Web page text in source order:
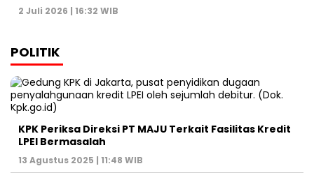
2 Juli 2026 | 16:32 WIB
POLITIK
KPK Periksa Direksi PT MAJU Terkait Fasilitas Kredit
LPEI Bermasalah
13 Agustus 2025 | 11:48 WIB